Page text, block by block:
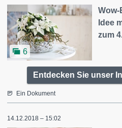
6
Wow-
Idee
zum
Entdecken Sie unser
Ein Dokument
14.12.2018 – 15:02